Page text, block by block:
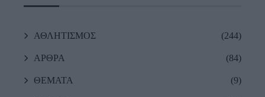
ΑΘΛΗΤΙΣΜΟΣ (244)
ΑΡΘΡΑ (84)
ΘΕΜΑΤΑ (9)